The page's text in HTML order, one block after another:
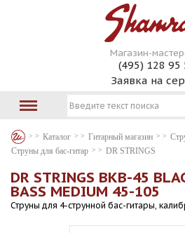
Магазин-
(495) 128 95
Заявка на
Каталог Гитарный магазин
Струны для бас-гитар
DR STRINGS
DR STRINGS BKB-45
BASS MEDIUM 45-105
Струны для 4-струнной бас-гитары,